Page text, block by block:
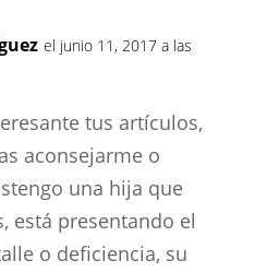
el junio 11, 2017 a las
tus artículos,
aconsejarme o
una hija que
está presentando el
o deficiencia, su